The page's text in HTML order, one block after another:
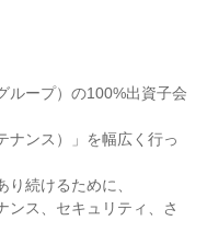
ループ）の100%出資子会
ナンス）」を幅広く行っ
続けるために、
ンス、セキュリティ、さ